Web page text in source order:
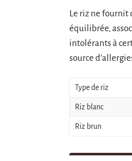
Le riz ne fournit
équilibrée,
intolérants à
source
Type de riz
Riz blanc
Riz brun